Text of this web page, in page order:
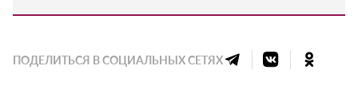
ПОДЕЛИТЬСЯ В СОЦИАЛЬНЫХ СЕТЯХ